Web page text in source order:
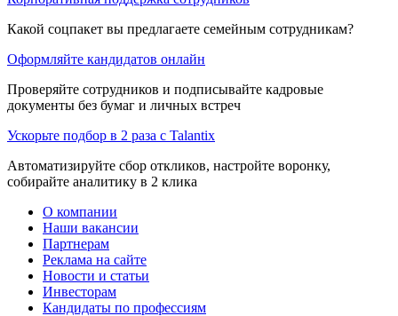
Какой соцпакет вы предлагаете семейным сотрудникам?
Оформляйте кандидатов онлайн
Проверяйте сотрудников и подписывайте кадровые
документы без бумаг и личных встреч
Ускорьте подбор в 2 раза с Talantix
Автоматизируйте сбор откликов, настройте воронку,
собирайте аналитику в 2 клика
О компании
Наши вакансии
Партнерам
Реклама на сайте
Новости и статьи
Инвесторам
Кандидаты по профессиям